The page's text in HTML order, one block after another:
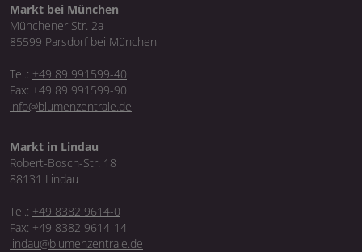
Markt bei München
Münchener Str. 2a
85599 Parsdorf bei München
Tel.: +49 89 991599-40
Fax: +49 89 991599-90
info@blumenzentrale.de
Markt in Lindau
Robert-Bosch-Str. 18
88131 Lindau
Tel.: +49 8382 9614-0
Fax: +49 8382 9614-14
lindau@blumenzentrale.de